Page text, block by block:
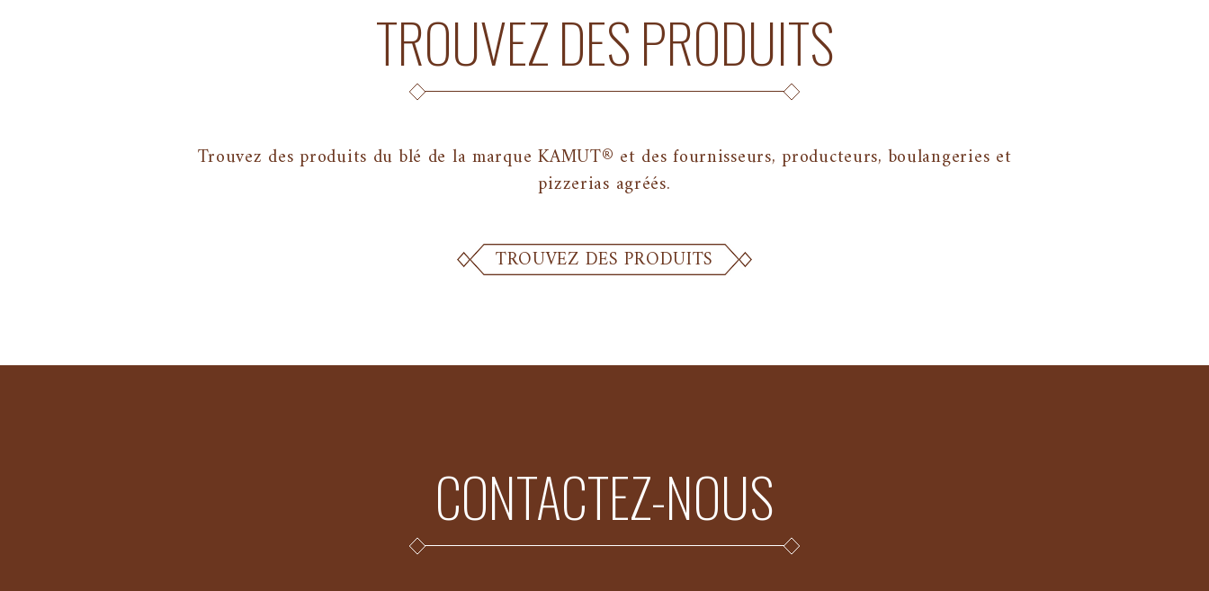
TROUVEZ DES PRODUITS
Trouvez des produits du blé de la marque KAMUT® et des fournisseurs, producteurs, boulangeries et
pizzerias agréés.
TROUVEZ DES PRODUITS
CONTACTEZ-NOUS